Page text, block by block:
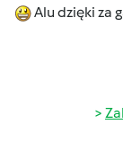
Alu dzięki za